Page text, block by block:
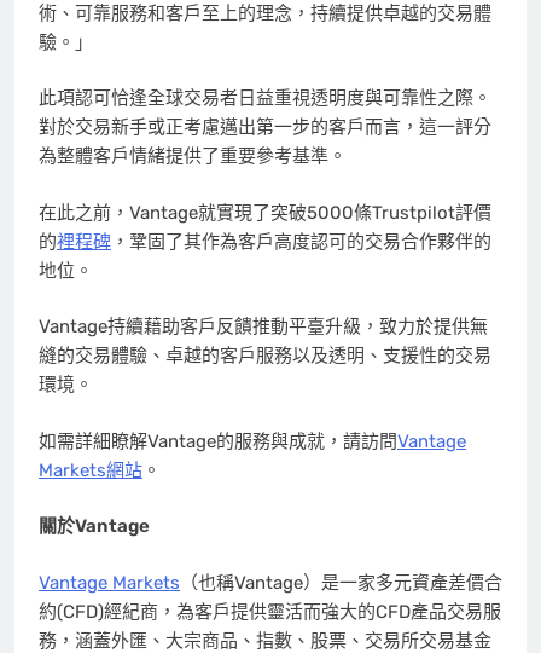
術、可靠服務和客戶至上的理念，持續提供卓越的交易體
驗。」
此項認可恰逢全球交易者日益重視透明度與可靠性之際。
對於交易新手或正考慮邁出第一步的客戶而言，這一評分
為整體客戶情緒提供了重要參考基準 。
在此之前，Vantage就實現了突破5000條Trustpilot評價
的裡程碑 ，鞏固了其作為客戶高度認可的交易合作夥伴的
地位。
Vantage持續藉助客戶反饋推動平臺升級，致力於提供無
縫的交易體驗、卓越的客戶服務以及透明、支援性的交易
環境。
如需詳細瞭解Vantage的服務與成就，請訪問Vantage
Markets網站 。
關於Vantage
Vantage Markets （也稱Vantage）是一家多元資產差價合
約(CFD)經紀商，為客戶提供靈活而強大的CFD產品交易服
務，涵蓋外匯、大宗商品、指數、股票、交易所交易基金